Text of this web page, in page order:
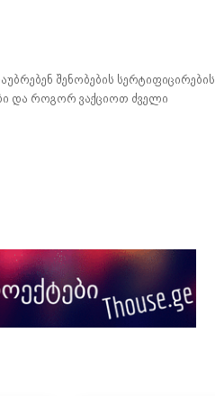
შენობების სერტიფიცირების
და როგორ ვაქციოთ ძველი